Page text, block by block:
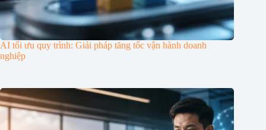
AI tối ưu quy trình: Giải pháp tăng tốc vận hành doanh
nghiệp